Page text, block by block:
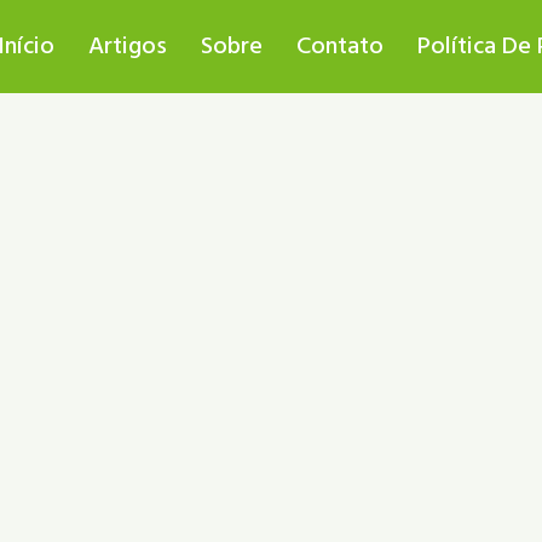
Início Artigos Sobre Contato Política De